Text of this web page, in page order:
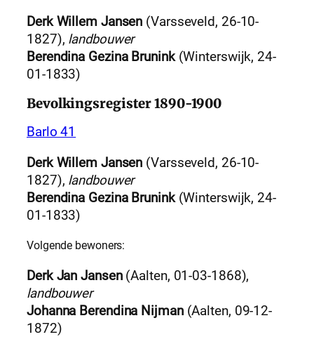
Derk Willem Jansen (Varsseveld, 26-10-
1827), landbouwer
Berendina Gezina Brunink(Winterswijk, 24-
01-1833)
Bevolkingsregister 1890-1900
Barlo 41
Derk Willem Jansen (Varsseveld, 26-10-
1827), landbouwer
Berendina Gezina Brunink(Winterswijk, 24-
01-1833)
Volgende bewoners:
Derk Jan Jansen(Aalten, 01-03-1868),
landbouwer
Johanna Berendina Nijman(Aalten, 09-12-
1872)